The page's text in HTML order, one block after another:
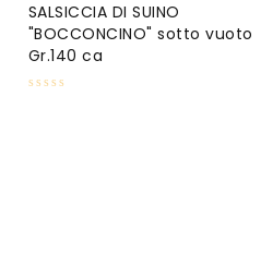
SALSICCIA DI SUINO
"BOCCONCINO" sotto vuoto
Gr.140 ca